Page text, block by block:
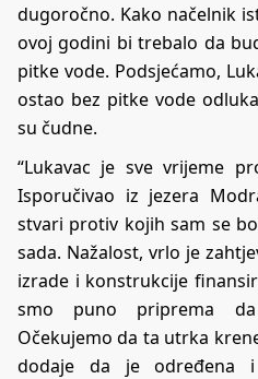
dugoročno. Kako načelnik
ovoj godini bi trebalo da
pitke vode. Podsjećamo,
ostao bez pitke vode
su čudne.
“Lukavac je sve vrijeme
Isporučivao iz jezera
stvari protiv kojih sam se
sada. Nažalost, vrlo je
izrade i konstrukcije
smo puno priprema
Očekujemo da ta utrka
dodaje da je određena